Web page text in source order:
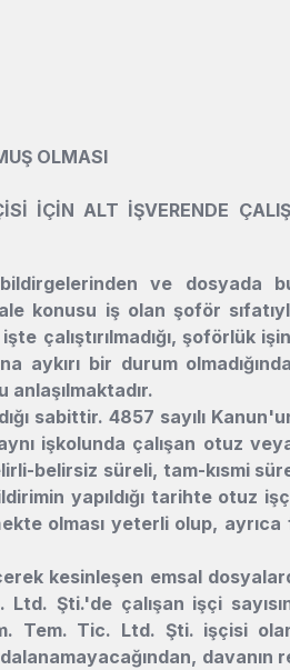
OLMASI
İÇİN ALT İŞVERENDE
ve dosyada
konusu iş olan şoför
çalıştırılmadığı, şoförlük
bir durum
anlaşılmaktadır.
sabittir. 4857 sayılı
işkolunda çalışan otuz
belirsiz süreli, tam-kısmi
yapıldığı tarihte otuz
olması yeterli olup, ayrıca
kesinleşen emsal
Şti.'de çalışan işçi
Tem. Tic. Ltd. Şti. işçisi
davanın